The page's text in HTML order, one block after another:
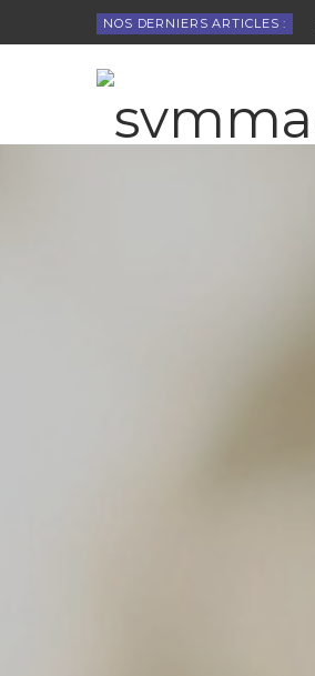
NOS DERNIERS ARTICLES :